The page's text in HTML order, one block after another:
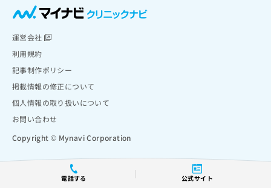
電話する 公式サイト
運営会社
利用規約
記事制作ポリシー
掲載情報の修正について
個人情報の取り扱いについて
お問い合わせ
Copyright © Mynavi Corporation